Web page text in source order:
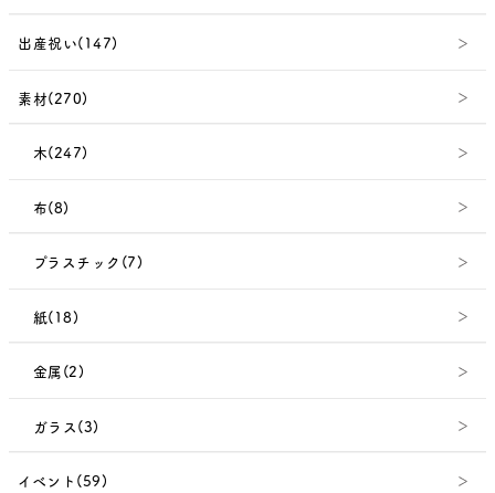
出産祝い(147)
素材(270)
木(247)
布(8)
プラスチック(7)
紙(18)
金属(2)
ガラス(3)
イベント(59)